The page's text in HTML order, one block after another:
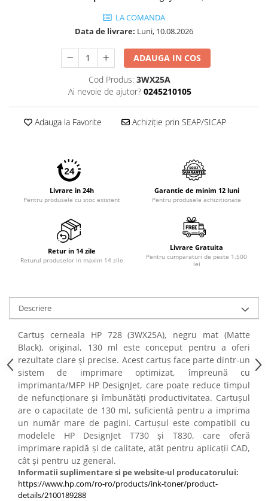
Accesorii imprimante 3D
Filament imprimanta 3D
Laptopuri / notebookuri
Laptopuri gaming
Accesorii laptop
Piese si accesorii
Accesorii Printing
Desktop PC
Workstation
All-in-One PC
Mini PC
Monitoare
Monitoare LED
Accesorii monitoare
Componente
Placi video
Procesoare
Placi de baza
Memorii RAM
LA COMANDA
Data de livrare: Luni, 10.08.2026
ADAUGA IN COS
Cod Produs: 3WX25A
Ai nevoie de ajutor? 0245210105
Adauga la Favorite Achiziție prin SEAP/SICAP
Livrare in 24h
Pentru produsele cu stoc existent
Garantie de minim 12 luni
Pentru produsele achizitionate
Retur in 14 zile
Returul produselor in maxim 14 zile
Livrare Gratuita
Pentru cumparaturi de peste 1.500
lei
Descriere
Cartuș cerneala HP 728 (3WX25A), negru mat (Matte
Black), original, 130 ml este conceput pentru a oferi
rezultate clare și precise. Acest cartuș face parte dintr-un
sistem de imprimare optimizat, împreună cu
imprimanta/MFP HP DesignJet, care poate reduce timpul
de nefuncționare și îmbunătăți productivitatea. Cartușul
are o capacitate de 130 ml, suficientă pentru a imprima
un număr mare de pagini. Cartușul este compatibil cu
modelele HP DesignJet T730 și T830, care oferă
imprimare rapidă și de calitate, atât pentru aplicații CAD,
cât și pentru uz general.
Informatii suplimentare si pe website-ul producatorului:
https://www.hp.com/ro-ro/products/ink-toner/product-
details/2100189288